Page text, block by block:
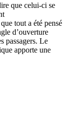
que celui-ci se
tout a été pensé
d’ouverture
passagers. Le
apporte une